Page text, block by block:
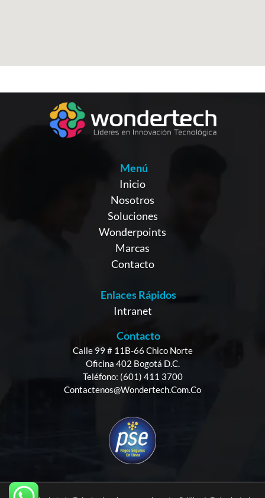
Menú
Inicio
Nosotros
Soluciones
Wonderpoints
Marcas
Contacto
Enlaces Rápidos
Intranet
Contacto
Calle 99 # 11B-66 Chico Norte
Oficina 402 Bogotá D.C.
Teléfono: (601) 411 3700
Contactenos@wondertech.com.co